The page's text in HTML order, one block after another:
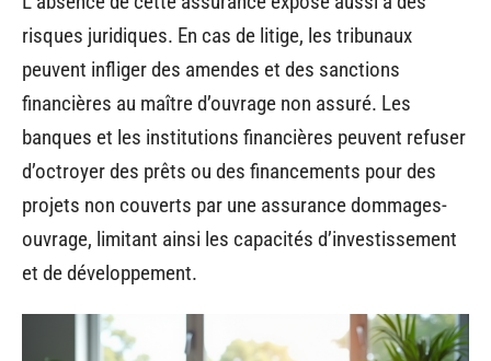
risques juridiques. En cas de litige, les tribunaux
peuvent infliger des amendes et des sanctions
financières au maître d’ouvrage non assuré. Les
banques et les institutions financières peuvent refuser
d’octroyer des prêts ou des financements pour des
projets non couverts par une assurance dommages-
ouvrage, limitant ainsi les capacités d’investissement
et de développement.